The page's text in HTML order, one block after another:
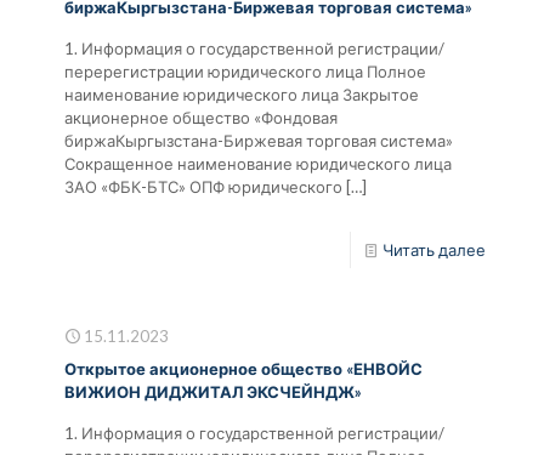
биржаКыргызстана-Биржевая торговая система»
1. Информация о государственной регистрации/
перерегистрации юридического лица Полное
наименование юридического лица Закрытое
акционерное общество «Фондовая
биржаКыргызстана-Биржевая торговая система»
Сокращенное наименование юридического лица
ЗАО «ФБК-БТС» ОПФ юридического […]
Читать далее
15.11.2023
Открытое акционерное общество «ЕНВОЙС
ВИЖИОН ДИДЖИТАЛ ЭКСЧЕЙНДЖ»
1. Информация о государственной регистрации/